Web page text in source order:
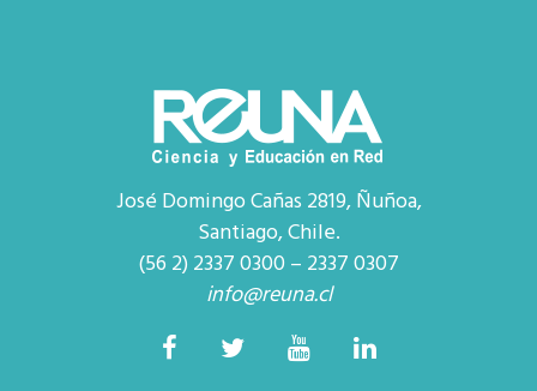
José Domingo Cañas 2819, Ñuñoa,
Santiago, Chile.
(56 2) 2337 0300 – 2337 0307
info@reuna.cl